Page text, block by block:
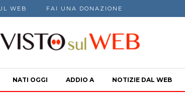
WEB FAI UNA DONAZIONE
NATI OGGI ADDIO A NOTIZIE DAL WEB